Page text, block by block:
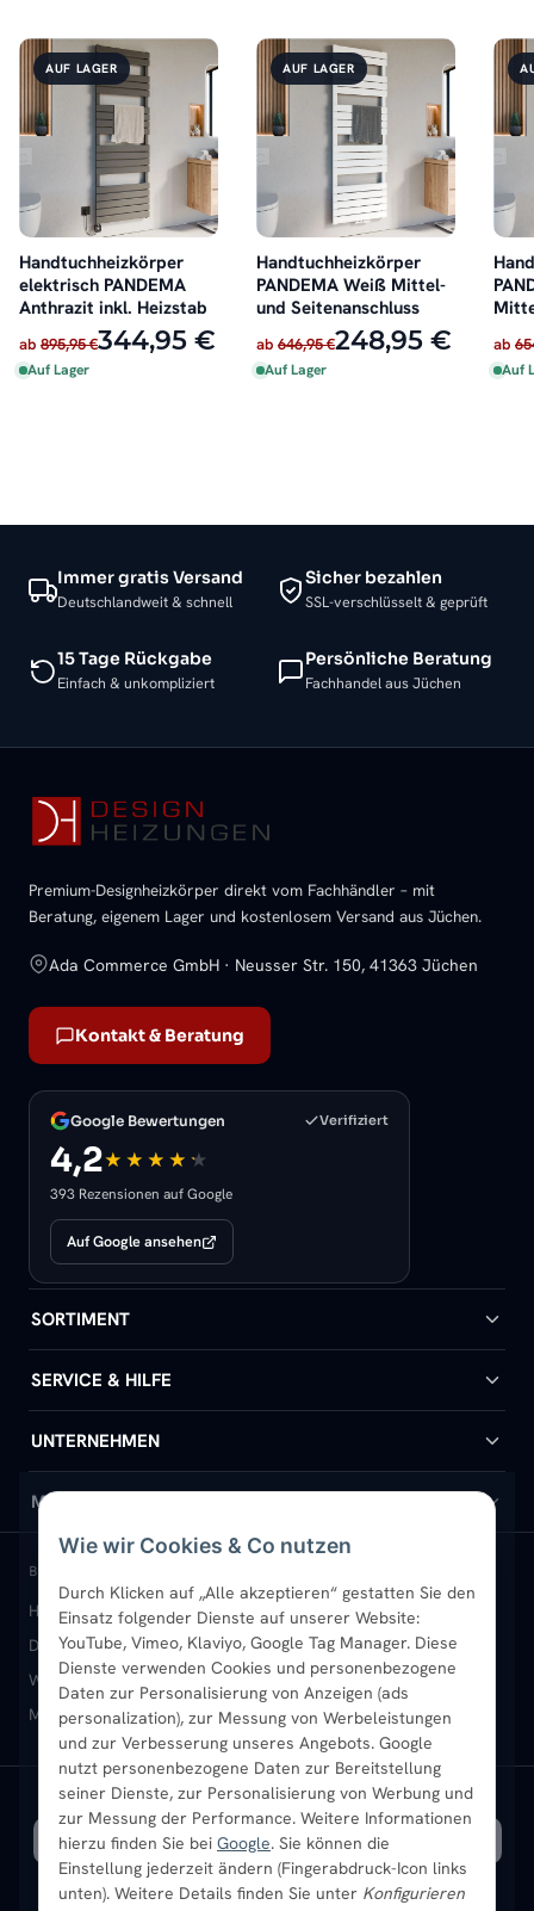
Wie wir Cookies & Co nutzen
Durch Klicken auf „Alle akzeptieren“ gestatten Sie den
Einsatz folgender Dienste auf unserer Website:
YouTube, Vimeo, Klaviyo, Google Tag Manager. Diese
Dienste verwenden Cookies und personenbezogene
Daten zur Personalisierung von Anzeigen (ads
personalization), zur Messung von Werbeleistungen
und zur Verbesserung unseres Angebots. Google
nutzt personenbezogene Daten zur Bereitstellung
seiner Dienste, zur Personalisierung von Werbung und
zur Messung der Performance. Weitere Informationen
hierzu finden Sie bei Google. Sie können die
Einstellung jederzeit ändern (Fingerabdruck-Icon links
unten). Weitere Details finden Sie unter Konfigurieren
AUF LAGER
Handtuchheizkörper
elektrisch PANDEMA
Anthrazit inkl. Heizstab
ab 895,95 €344,95 €
Auf Lager
AUF LAGER
Handtuchheizkörper
PANDEMA Weiß Mittel-
und Seitenanschluss
ab 646,95 €248,95 €
Auf Lager
ab
Auf
Immer gratis Versand
Deutschlandweit & schnell
Sicher bezahlen
SSL-verschlüsselt & geprüft
15 Tage Rückgabe
Einfach & unkompliziert
Persönliche Beratung
Fachhandel aus Jüchen
Premium-Designheizkörper direkt vom Fachhändler – mit
Beratung, eigenem Lager und kostenlosem Versand aus Jüchen.
Ada Commerce GmbH · Neusser Str. 150, 41363 Jüchen
Kontakt & Beratung
Google Bewertungen Verifiziert
4,2
393 Rezensionen auf Google
Auf Google ansehen
SORTIMENT
Badheizkörper
Handtuchheizkörper
Design-Heizkörper
Paneelheizkörper
Vertikal-Heizkörper
Heizkörper-Zubehör
SERVICE & HILFE
Hilfe & Kontakt
Versand & Lieferung
Rückgabe & Widerruf
Garantie & Gewährleistung
Montageservice vor Ort
Sendung verfolgen
UNTERNEHMEN
Wir über uns
Standort & Abholung Jüchen
B2B-Kunden
Karriere
Ratgeber
Bestpreisgarantie
MEIN KONTO
Anmelden / Mein Konto
Merkliste
Newsletter
Aktuelle Angebote
BELIEBTE KATEGORIEN
Heizkörper kaufenBadheizkörperHandtuchheizkörper
Design-HeizkörperPaneelheizkörperVertikal-Heizkörper
Wandheizkörper Wohnraum-Heizkörper Badheizkörper Schwarz
Mischbetrieb-HeizkörperHeizkörper-ZubehörAktuelle Angebote
VERSAND MIT